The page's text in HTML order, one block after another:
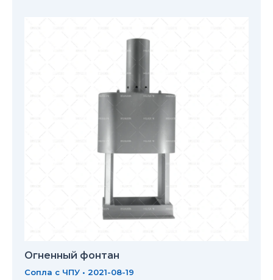
Огненный фонтан
Сопла с ЧПУ • 2021-08-19